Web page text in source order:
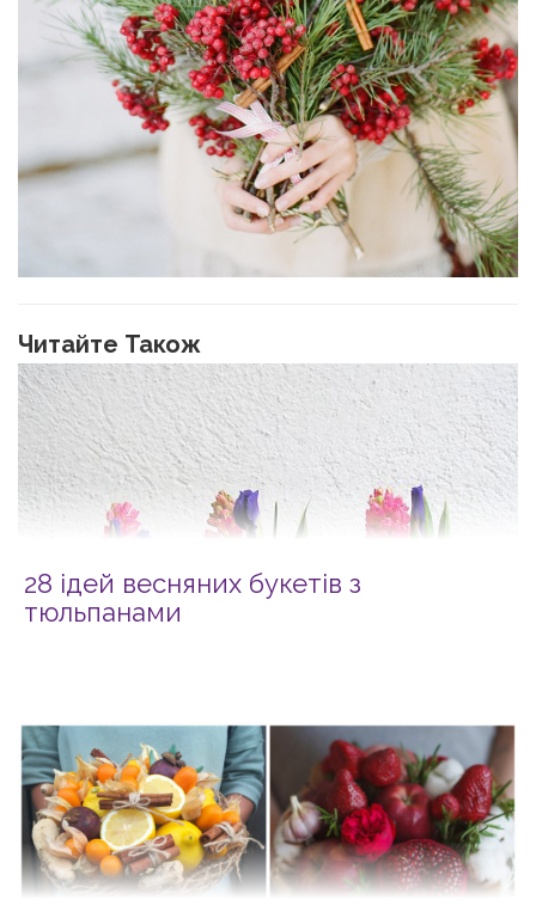
Читайте Також
28 ідей весняних букетів з
тюльпанами